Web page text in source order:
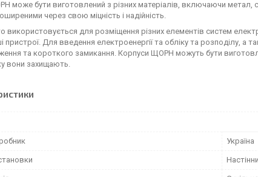
може бути виготовлений з різних матеріалів, включаючи метал,
через свою міцність і надійність.
для розміщення різних елементів систем
пристрої. Для введення електроенергії та обліку та розподілу, а
та короткого замикання. Корпуси ЩОРН можуть бути
вони захищають.
Україна